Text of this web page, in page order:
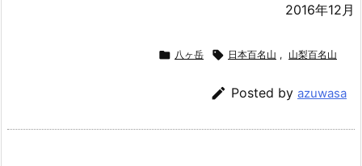
2016年12月
 八ヶ岳  日本百名山 , 山梨百名山
 Posted by azuwasa